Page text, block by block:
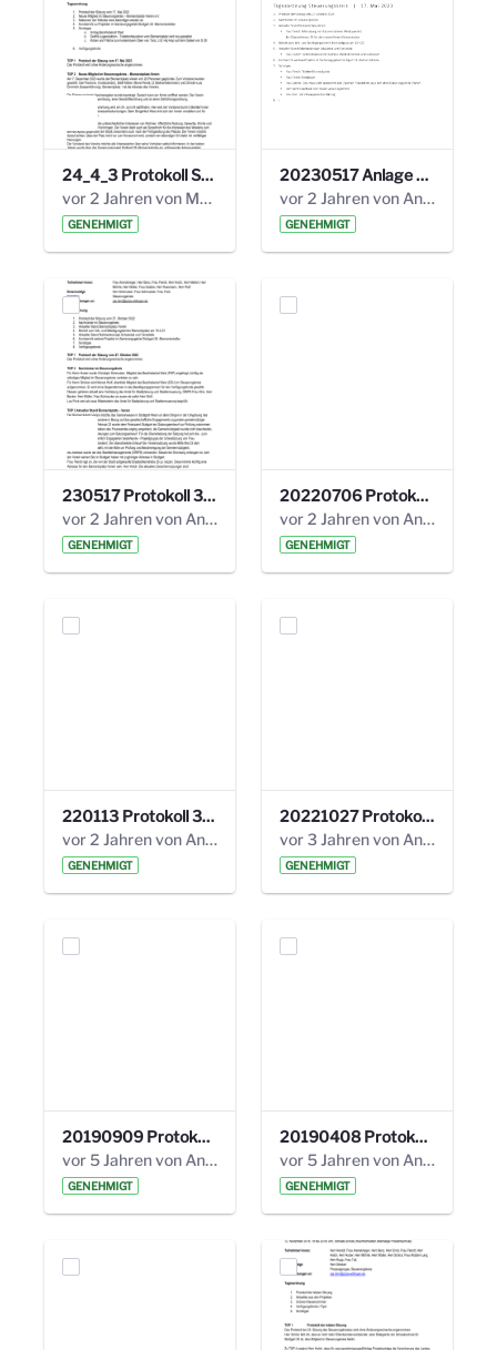
24_4_3 Protokoll Steuerungskreis.pdf
vor 2 Jahren von Marcel Eckert
GENEHMIGT
20230517 Anlage 1_35. Steuerungskreis.pdf
vor 2 Jahren von Anni Schlumberger
GENEHMIGT
230517 Protokoll 35. Steuerungskreis.pdf
vor 2 Jahren von Anni Schlumberger
GENEHMIGT
20220706 Protokoll 33. Steuerungskreis.pdf
vor 2 Jahren von Anni Schlumberger
GENEHMIGT
220113 Protokoll 32. Steuerungskreis.pdf
vor 2 Jahren von Anni Schlumberger
GENEHMIGT
20221027 Protokoll 34. Steuerungskreis.pdf
vor 3 Jahren von Anni Schlumberger
GENEHMIGT
20190909 Protokoll 27. Steuerungskreis.pdf
vor 5 Jahren von Anni Schlumberger
GENEHMIGT
20190408 Protokoll 26. Steuerungskreis.pdf
vor 5 Jahren von Anni Schlumberger
GENEHMIGT